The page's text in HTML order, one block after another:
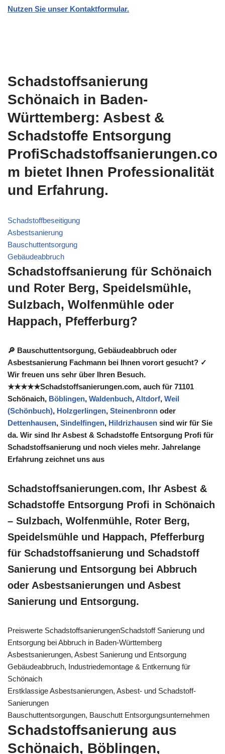
Nutzen Sie unser Kontaktformular.
Schadstoffsanierung
Schönaich in Baden-
Württemberg: Asbest &
Schadstoffe Entsorgung
ProfiSchadstoffsanierungen.co
m bietet Ihnen Professionalität
und Erfahrung.
Schadstoffbeseitigung
Asbestsanierung
Bauschuttentsorgung
Gebäudeabbruch
Schadstoffsanierung für Schönaich
und Roter Berg, Speidelsmühle,
Sulzbach, Wolfenmühle oder
Happach, Pfefferburg?
🔎 Bauschuttentsorgung, Gebäudeabbruch oder
Asbestsanierung Fachmann bei Ihnen vorort gesucht? ✓
Wir freuen uns sehr über Ihren Besuch.
★★★★★Schadstoffsanierungen.com, auch für 71101
Schönaich, Böblingen, Waldenbuch,Altdorf, Weil
(Schönbuch), Holzgerlingen, Steinenbronn oder
Dettenhausen, Sindelfingen, Hildrizhausen sind wir für Sie
da. Wir sind Ihr Asbest & Schadstoffe Entsorgung Profi für
Schadstoffsanierung und noch vieles mehr. Jahrelange
Erfahrung zeichnet uns aus
Schadstoffsanierungen.com, Ihr Asbest &
Schadstoffe Entsorgung Profi in Schönaich
– Sulzbach, Wolfenmühle, Roter Berg,
Speidelsmühle und Happach, Pfefferburg
für Schadstoffsanierung und Schadstoff
Sanierung und Entsorgung bei Abbruch
oder Asbestsanierungen und Asbest
Sanierung und Entsorgung.
Preiswerte SchadstoffsanierungenSchadstoff Sanierung und
Entsorgung bei Abbruch in Baden-Württemberg
Asbestsanierungen, Asbest Sanierung und Entsorgung
Gebäudeabbruch, Industriedemontage & Entkernung für
Schönaich
Erstklassige Asbestsanierungen, Asbest- und Schadstoff-
Sanierungen
Bauschuttentsorgungen, Bauschutt Entsorgungsunternehmen
Schadstoffsanierung aus
Schönaich, Böblingen,